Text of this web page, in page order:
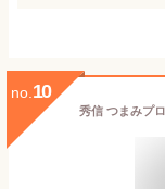
no. 10